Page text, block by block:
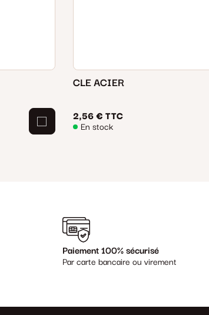
CLE ACIER
2,56 € TTC
En stock
Paiement 100% sécurisé
Par carte bancaire ou virement